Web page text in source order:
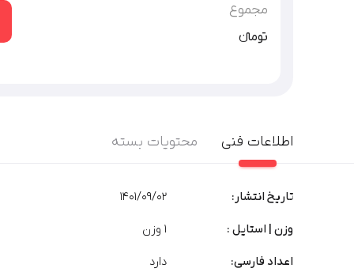
مجموع
تومان‫ء‬‫
اطلاعات فنی محتویات بسته
تاریخ انتشار: 1401/09/02
وزن | استایل : 1 وزن
اعداد فارسی: دارد